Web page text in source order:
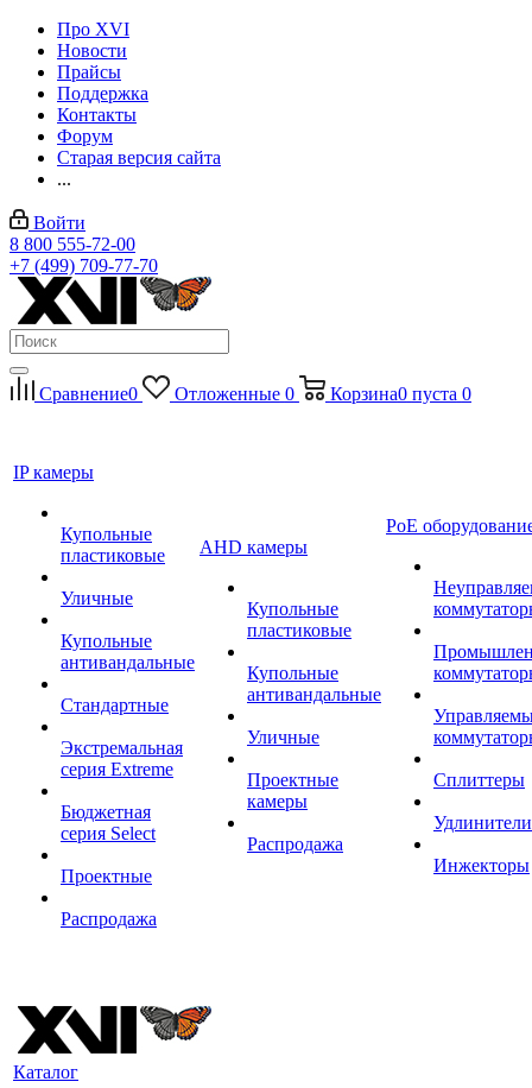
Про XVI
Новости
Прайсы
Поддержка
Контакты
Форум
Старая версия сайта
...
Войти
8 800 555-72-00
+7 (499) 709-77-70
Сравнение0 Отложенные 0 Корзина0 пуста 0
IP камеры
Купольные
пластиковые
Уличные
Купольные
антивандальные
Стандартные
Экстремальная
серия Extreme
Бюджетная
серия Select
Проектные
Распродажа
AHD камеры
Купольные
пластиковые
Купольные
антивандальные
Уличные
Проектные
камеры
Распродажа
PoE
Сплиттеры
Удлинители
Инжекторы
Каталог